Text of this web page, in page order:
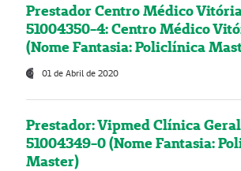
Prestador Centro Médico
51004350-4: Centro Médico
(Nome Fantasia: Policlínica
01 de Abril de 2020
Prestador: Vipmed Clínica
51004349-0 (Nome Fantasia:
Master)